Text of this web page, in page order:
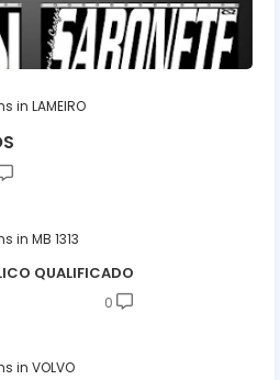
LAMEIRO
MB 1313
QUALIFICADO
0
VOLVO